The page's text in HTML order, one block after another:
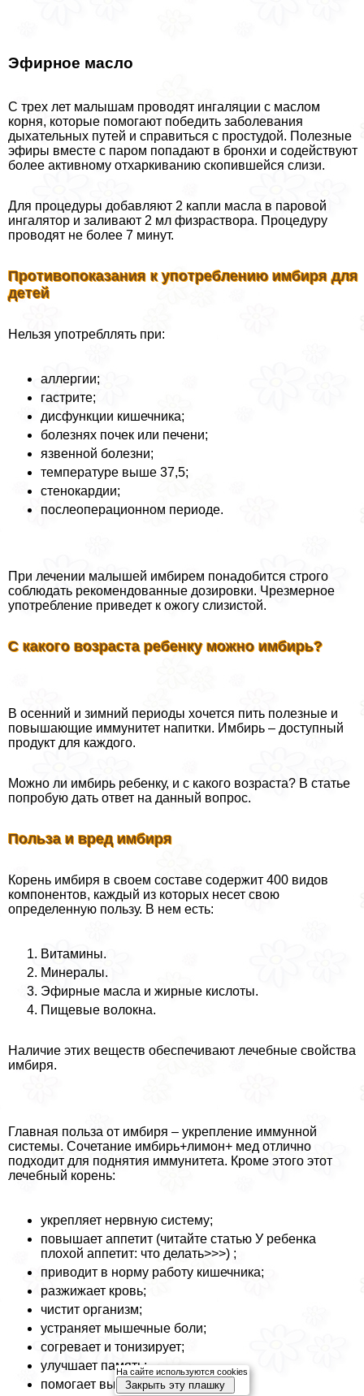
Эфирное масло
С трех лет малышам проводят ингаляции с маслом
корня, которые помогают победить заболевания
дыхательных путей и справиться с простудой. Полезные
эфиры вместе с паром попадают в бронхи и содействуют
более активному отхаркиванию скопившейся слизи.
Для процедуры добавляют 2 капли масла в паровой
ингалятор и заливают 2 мл физраствора. Процедуру
проводят не более 7 минут.
Противопоказания к употрeблению имбиря для
детей
Нельзя употрeбллять при:
аллергии;
гастрите;
дисфункции кишечника;
болезнях почек или печени;
язвенной болезни;
температуре выше 37,5;
стенокардии;
послеоперационном периоде.
При лечении малышей имбирем понадобится строго
соблюдать рекомендованные дозировки. Чрезмерное
употрeбление приведет к ожогу слизистой.
С какого возраста ребенку можно имбирь?
В осенний и зимний периоды хочется пить полезные и
повышающие иммунитет напитки. Имбирь – доступный
продукт для каждого.
Можно ли имбирь ребенку, и с какого возраста? В статье
попробую дать ответ на данный вопрос.
Польза и вред имбиря
Корень имбиря в своем составе содержит 400 видов
компонентов, каждый из которых несет свою
определенную пользу. В нем есть:
Витамины.
Минералы.
Эфирные масла и жирные кислоты.
Пищевые волокна.
Наличие этих веществ обеспечивают лечебные свойства
имбиря.
Главная польза от имбиря – укрепление иммунной
системы. Сочетание имбирь+лимон+ мед отлично
подходит для поднятия иммунитета. Кроме этого этот
лечебный корень:
укрепляет нервную систему;
повышает аппетит (читайте статью У ребенка
плохой аппетит: что делать>>>) ;
приводит в норму работу кишечника;
разжижает кровь;
чистит организм;
устраняет мышечные боли;
согревает и тонизирует;
улучшает память;
помогает вывести глистов.
На сайте используются cookies
Закрыть эту плашку